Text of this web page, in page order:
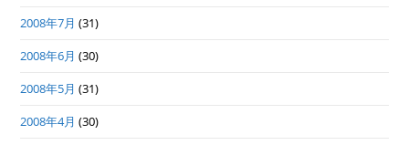
2008年7月 (31)
2008年6月 (30)
2008年5月 (31)
2008年4月 (30)